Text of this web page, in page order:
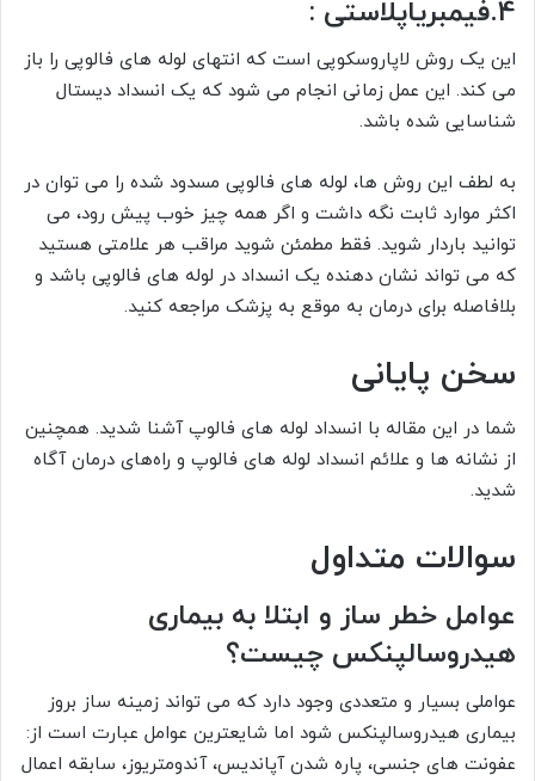
4.فیمبریاپلاستی :
این یک روش لاپاروسکوپی است که انتهای لوله های فالوپی را باز
می کند. این عمل زمانی انجام می شود که یک انسداد ديستال
شناسایی شده باشد.
به لطف این روش ها، لوله های فالوپی مسدود شده را می توان در
اکثر موارد ثابت نگه داشت و اگر همه چیز خوب پیش رود، می
توانید باردار شوید. فقط مطمئن شوید مراقب هر علامتی هستید
که می تواند نشان دهنده یک انسداد در لوله های فالوپی باشد و
بلافاصله برای درمان به موقع به پزشک مراجعه کنید.
سخن پایانی
شما در این مقاله با انسداد لوله های فالوپ آشنا شدید. همچنین
از نشانه ها و علائم انسداد لوله های فالوپ و راه‌های درمان آگاه
شدید.
سوالات متداول
عوامل خطر ساز و ابتلا به بیماری
هیدروسالپنکس چیست؟
عواملی بسیار و متعددی وجود دارد که می تواند زمینه ساز بروز
بیماری هیدروسالپنکس شود اما شایعترین عوامل عبارت است از:
عفونت های جنسی، پاره شدن آپاندیس، آندومتریوز، سابقه اعمال